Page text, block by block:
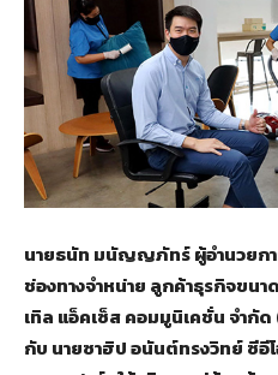
นายธนัท มนัญญภัทร์ ผู้อำนวยกา
ช่องทางจำหน่าย ลูกค้าธุรกิจขน
เทิล แอ็คเซ็ส คอมมูนิเคชั่น จำกั
กับ นายซาฮิป อนันต์ทรงวิทย์ ซีอี